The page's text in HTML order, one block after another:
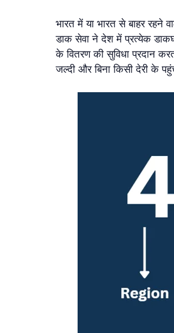
भारत में या भारत से बाहर रहने
डाक सेवा ने देश में प्रत्येक
के वितरण की सुविधा प्रदान
जल्दी और बिना किसी देरी के